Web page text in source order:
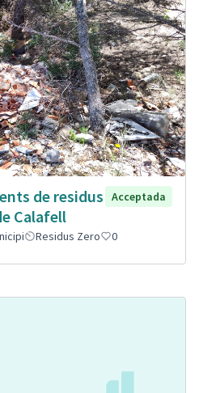
de residus
Calafell
Acceptada
Residus Zero 0